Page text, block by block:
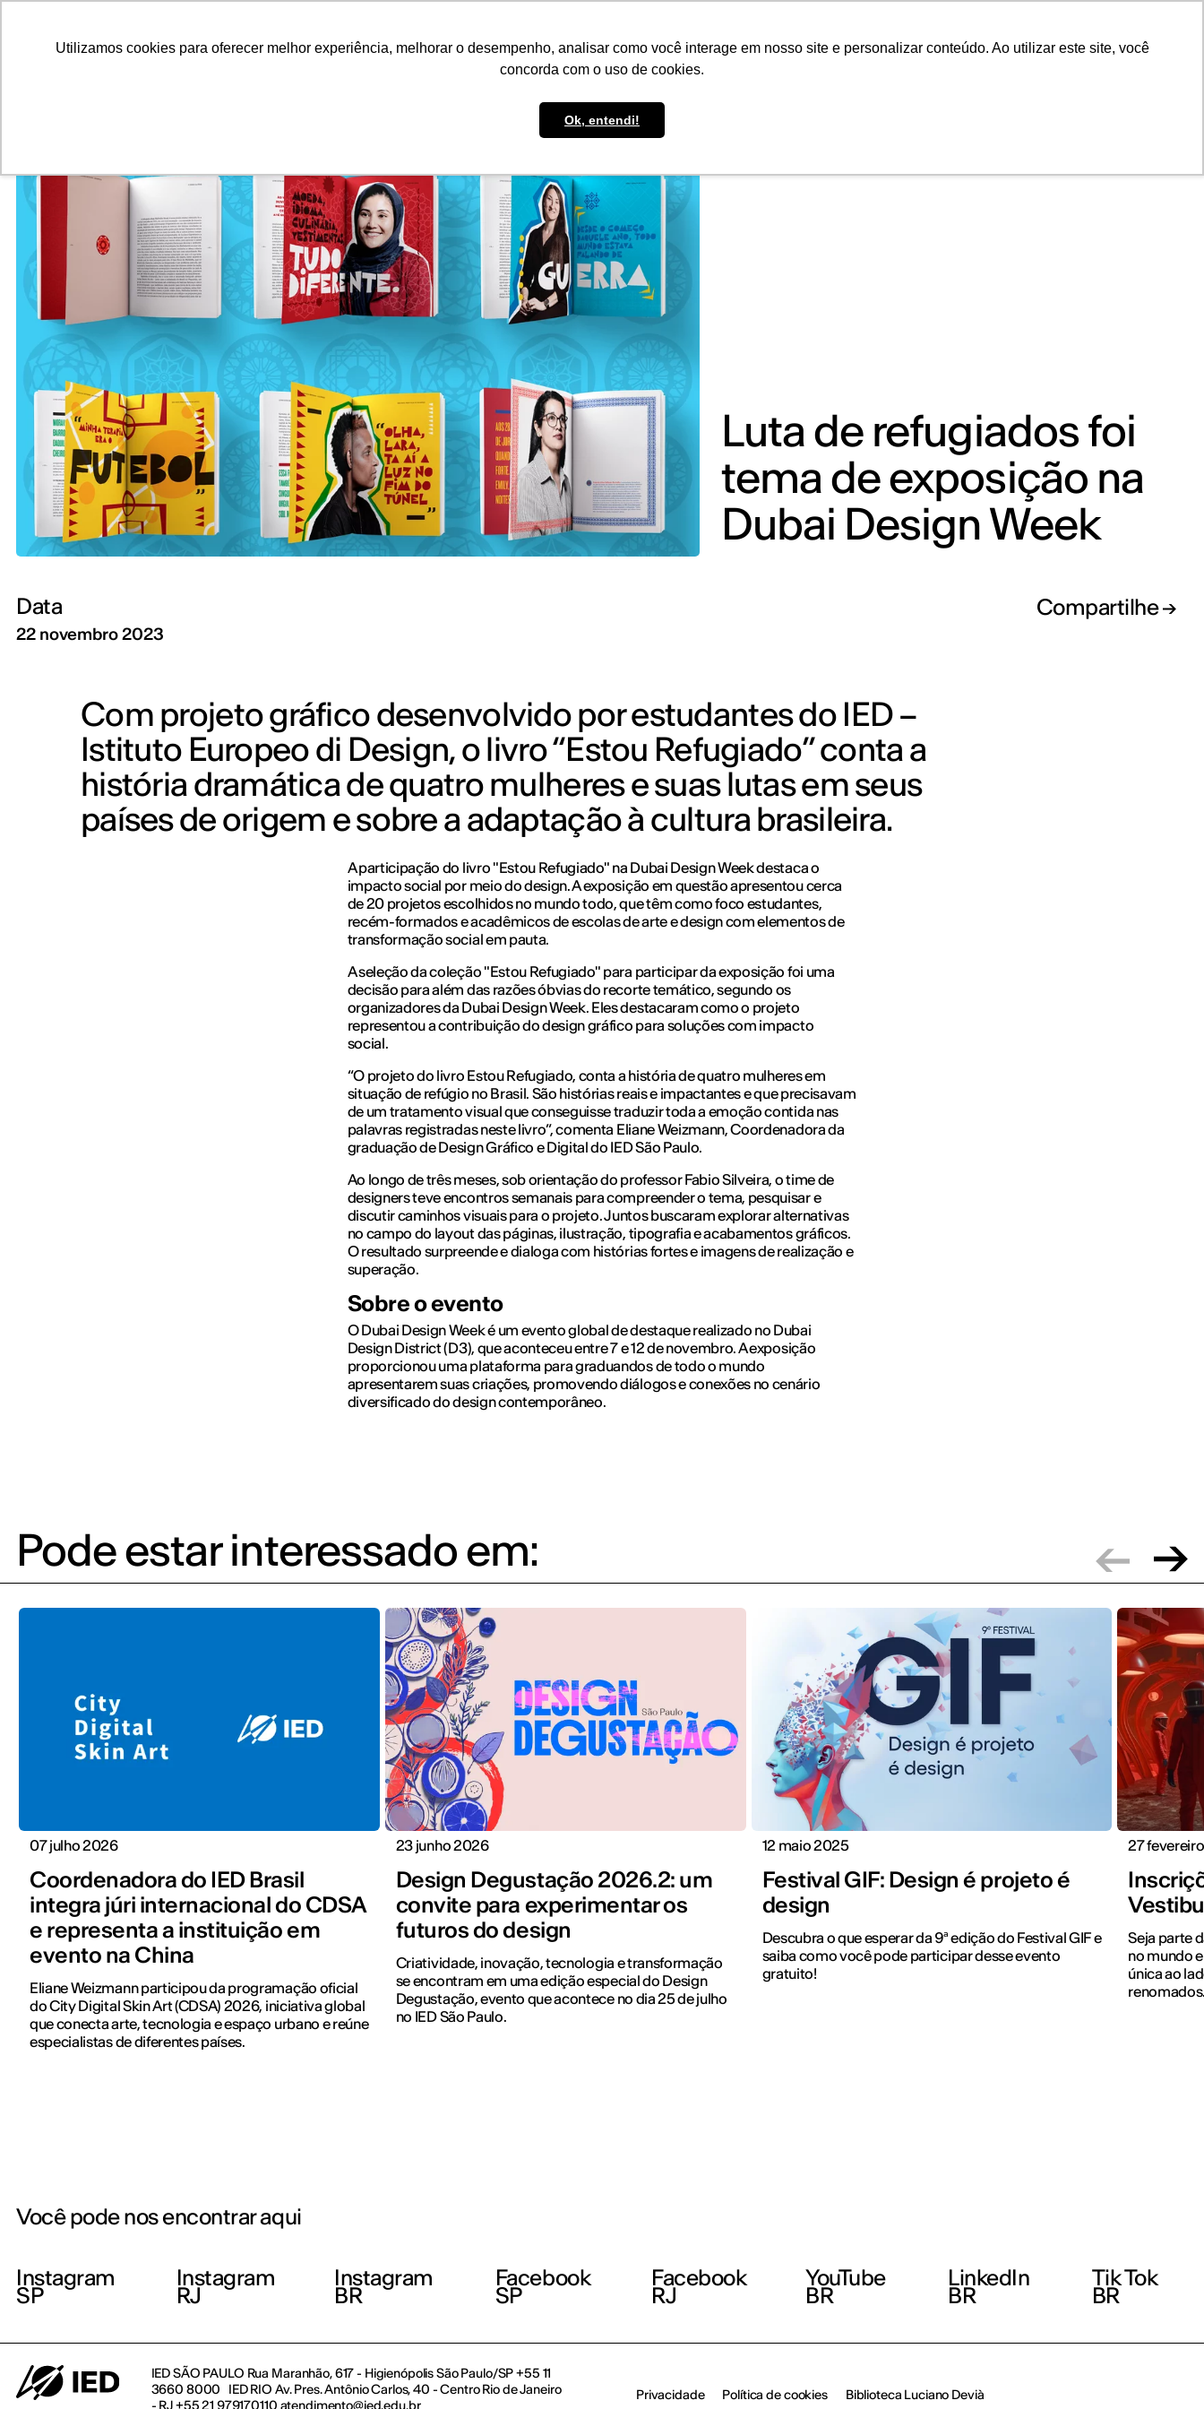
Utilizamos cookies para oferecer melhor experiência, melhorar o desempenho, analisar como você interage em nosso site e personalizar conteúdo. Ao utilizar este site, você
concorda com o uso de cookies.
Ok, entendi!
Luta de refugiados foi
tema de exposição na
Dubai Design Week
Data
22 novembro 2023
Compartilhe
Com projeto gráfico desenvolvido por estudantes do IED –
Istituto Europeo di Design, o livro “Estou Refugiado” conta a
história dramática de quatro mulheres e suas lutas em seus
países de origem e sobre a adaptação à cultura brasileira.
A participação do livro "Estou Refugiado" na Dubai Design Week destaca o
impacto social por meio do design. A exposição em questão apresentou cerca
de 20 projetos escolhidos no mundo todo, que têm como foco estudantes,
recém-formados e acadêmicos de escolas de arte e design com elementos de
transformação social em pauta.
A seleção da coleção "Estou Refugiado" para participar da exposição foi uma
decisão para além das razões óbvias do recorte temático, segundo os
organizadores da Dubai Design Week. Eles destacaram como o projeto
representou a contribuição do design gráfico para soluções com impacto
social.
“O projeto do livro Estou Refugiado, conta a história de quatro mulheres em
situação de refúgio no Brasil. São histórias reais e impactantes e que precisavam
de um tratamento visual que conseguisse traduzir toda a emoção contida nas
palavras registradas neste livro”, comenta Eliane Weizmann, Coordenadora da
graduação de Design Gráfico e Digital do IED São Paulo.
Ao longo de três meses, sob orientação do professor Fabio Silveira, o time de
designers teve encontros semanais para compreender o tema, pesquisar e
discutir caminhos visuais para o projeto. Juntos buscaram explorar alternativas
no campo do layout das páginas, ilustração, tipografia e acabamentos gráficos.
O resultado surpreende e dialoga com histórias fortes e imagens de realização e
superação.
Sobre o evento
O Dubai Design Week é um evento global de destaque realizado no Dubai
Design District (D3), que aconteceu entre 7 e 12 de novembro. A exposição
proporcionou uma plataforma para graduandos de todo o mundo
apresentarem suas criações, promovendo diálogos e conexões no cenário
diversificado do design contemporâneo.
Pode estar interessado em:
07 julho 2026
Coordenadora do IED Brasil
integra júri internacional do CDSA
e representa a instituição em
evento na China
Eliane Weizmann participou da programação oficial
do City Digital Skin Art (CDSA) 2026, iniciativa global
que conecta arte, tecnologia e espaço urbano e reúne
especialistas de diferentes países.
23 junho 2026
Design Degustação 2026.2: um
convite para experimentar os
futuros do design
Criatividade, inovação, tecnologia e transformação
se encontram em uma edição especial do Design
Degustação, evento que acontece no dia 25 de julho
no IED São Paulo.
12 maio 2025
Festival GIF: Design é projeto é
design
Descubra o que esperar da 9ª edição do Festival GIF e
saiba como você pode participar desse evento
gratuito!
27
Seja parte
no mundo
única ao
Você pode nos encontrar aqui
Instagram
SP
Instagram
RJ
Instagram
BR
Facebook
SP
Facebook
RJ
YouTube
BR
LinkedIn
BR
Tik Tok
BR
IED SÃO PAULO Rua Maranhão, 617 - Higienópolis São Paulo/SP +55 11
3660 8000 IED RIO Av. Pres. Antônio Carlos, 40 - Centro Rio de Janeiro
Privacidade Política de cookies Biblioteca Luciano Devià